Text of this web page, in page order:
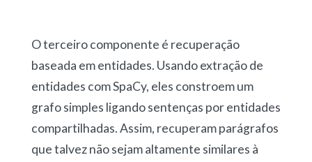
O terceiro componente é recuperação
baseada em entidades. Usando extração de
entidades com SpaCy, eles constroem um
grafo simples ligando sentenças por entidades
compartilhadas. Assim, recuperam parágrafos
que talvez não sejam altamente similares à